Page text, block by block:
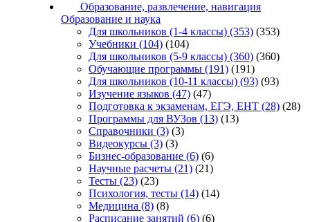
Образование, развлечение, навигация
Образование и наука
Для школьников (1-4 классы) (353) (353)
Учебники (104) (104)
Для школьников (5-9 классы) (360) (360)
Обучающие программы (191) (191)
Для школьников (10-11 классы) (93) (93)
Изучение языков (47) (47)
Подготовка к экзаменам, ЕГЭ, ЕНТ (28) (28)
Программы для ВУЗов (13) (13)
Справочники (3) (3)
Видеокурсы (3) (3)
Бизнес-образование (6) (6)
Научные расчеты (21) (21)
Тесты (23) (23)
Психология, тесты (14) (14)
Медицина (8) (8)
Расписание занятий (6) (6)